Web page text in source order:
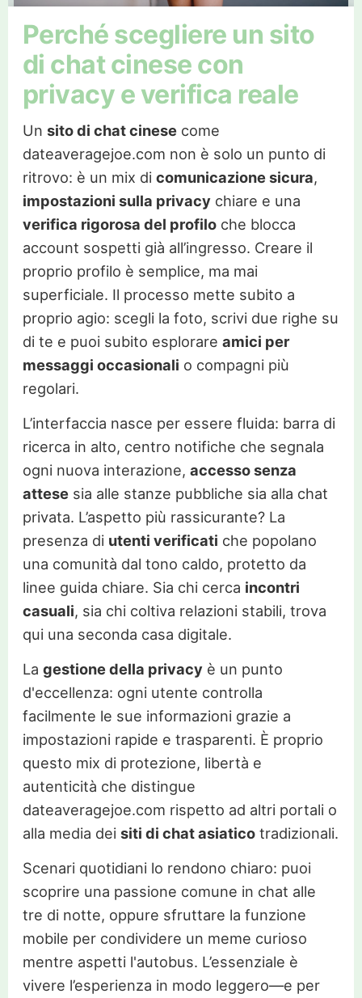
Perché scegliere un sito
di chat cinese con
privacy e verifica reale
Un sito di chat cinesecome
dateaveragejoe.com non è solo un punto di
ritrovo: è un mix di comunicazione sicura,
impostazioni sulla privacychiare e una
verifica rigorosa del profiloche blocca
account sospetti già all’ingresso. Creare il
proprio profilo è semplice, ma mai
superficiale. Il processo mette subito a
proprio agio: scegli la foto, scrivi due righe su
di te e puoi subito esplorare amici per
messaggi occasionali o compagni più
regolari.
L’interfaccia nasce per essere fluida: barra di
ricerca in alto, centro notifiche che segnala
ogni nuova interazione, accesso senza
attesesia alle stanze pubbliche sia alla chat
privata. L’aspetto più rassicurante? La
presenza di utenti verificati che popolano
una comunità dal tono caldo, protetto da
linee guida chiare. Sia chi cerca incontri
casuali, sia chi coltiva relazioni stabili, trova
qui una seconda casa digitale.
La gestione della privacyè un punto
d'eccellenza: ogni utente controlla
facilmente le sue informazioni grazie a
impostazioni rapide e trasparenti. È proprio
questo mix di protezione, libertà e
autenticità che distingue
dateaveragejoe.com rispetto ad altri portali o
alla media dei siti di chat asiaticotradizionali.
Scenari quotidiani lo rendono chiaro: puoi
scoprire una passione comune in chat alle
tre di notte, oppure sfruttare la funzione
mobile per condividere un meme curioso
mentre aspetti l'autobus. L’essenziale è
vivere l’esperienza in modo leggero—e per